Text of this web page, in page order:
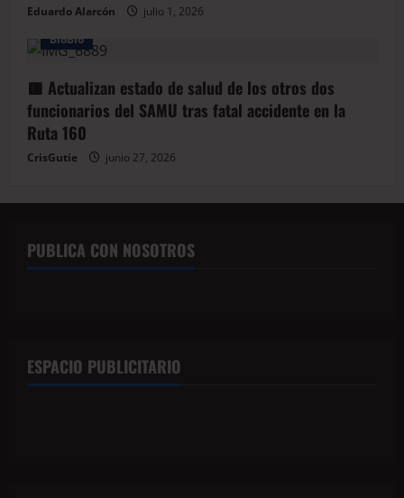
Eduardo Alarcón
julio 1, 2026
BioBio
🟥 Actualizan estado de salud de los otros dos
funcionarios del SAMU tras fatal accidente en la
Ruta 160
CrisGutie junio 27, 2026
PUBLICA CON NOSOTROS
ESPACIO PUBLICITARIO